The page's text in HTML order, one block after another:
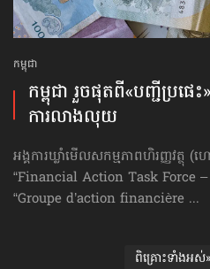
កម្ពុជា
កម្ពុជា រួចផុតពី«បញ្ជីប្រផេ
ការលាងលុយ
អង្គការឃ្លាំមើលសកម្មភាពហិរញ្ញវត្ថុ (
“Financial Action Task Force –
“Groupe d’action financière ...
ពិគ្រោះទាំងអស់»